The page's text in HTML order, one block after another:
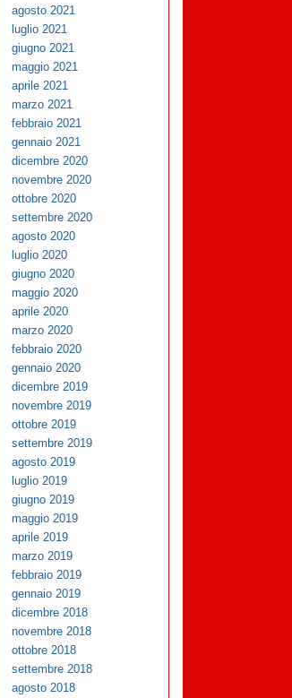
agosto 2021
luglio 2021
giugno 2021
maggio 2021
aprile 2021
marzo 2021
febbraio 2021
gennaio 2021
dicembre 2020
novembre 2020
ottobre 2020
settembre 2020
agosto 2020
luglio 2020
giugno 2020
maggio 2020
aprile 2020
marzo 2020
febbraio 2020
gennaio 2020
dicembre 2019
novembre 2019
ottobre 2019
settembre 2019
agosto 2019
luglio 2019
giugno 2019
maggio 2019
aprile 2019
marzo 2019
febbraio 2019
gennaio 2019
dicembre 2018
novembre 2018
ottobre 2018
settembre 2018
agosto 2018